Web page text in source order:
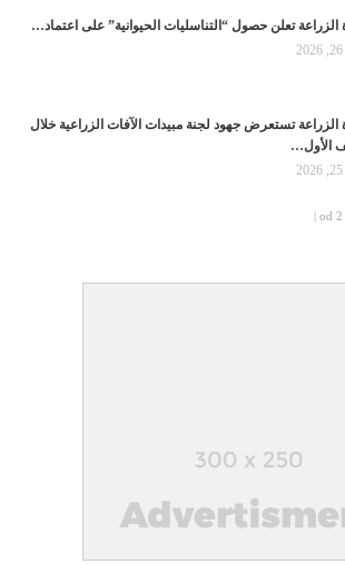
الزراعة تعلن حصول “التناسليات الحيوانية” على اعتماد…
الزراعة تستعرض جهود لجنة مبيدات الآفات الزراعية خلال
الأول…